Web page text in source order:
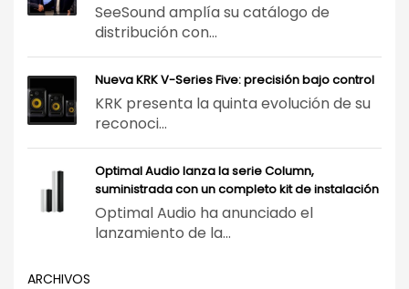
SeeSound amplía su catálogo de
distribución con...
Nueva KRK V-Series Five: precisión bajo control
KRK presenta la quinta evolución de su
reconoci...
Optimal Audio lanza la serie Column,
suministrada con un completo kit de instalación
Optimal Audio ha anunciado el
lanzamiento de la...
ARCHIVOS